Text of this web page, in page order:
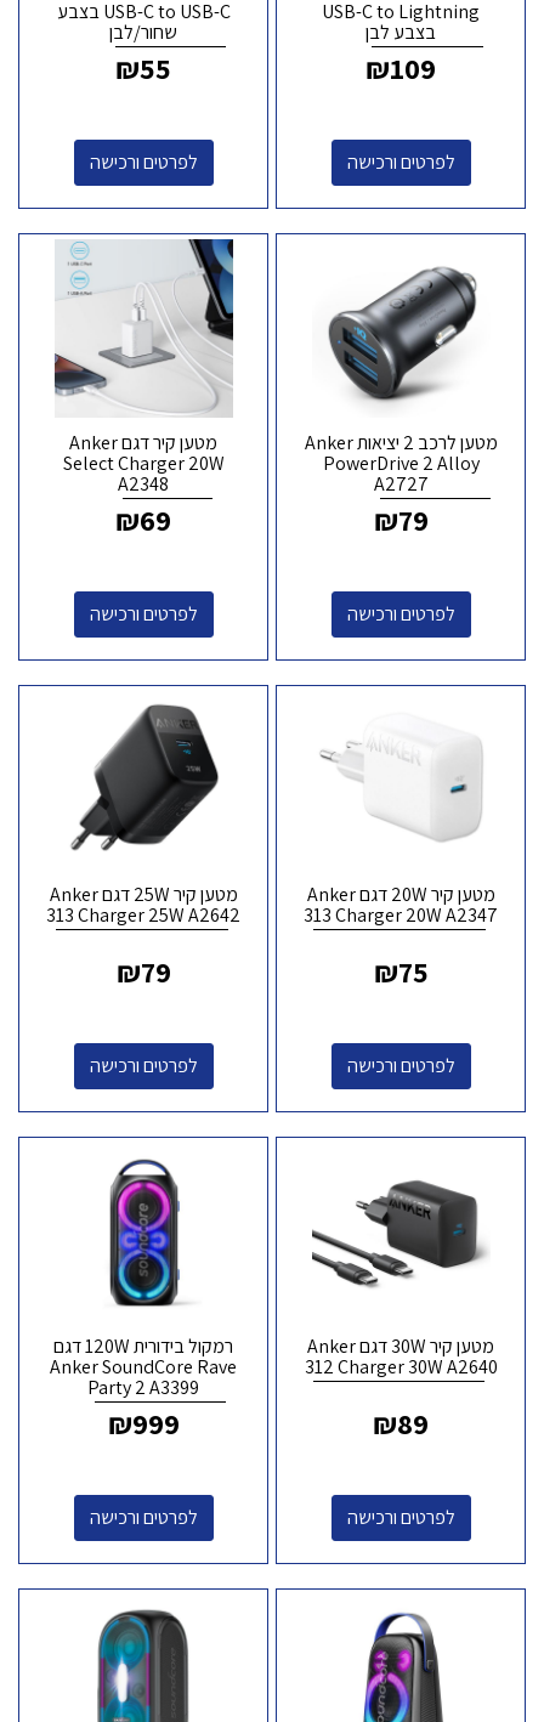
USB-C to Lightning
בצבע לבן
₪109
לפרטים ורכישה
USB-C to USB-C בצבע
שחור/לבן
₪55
לפרטים ורכישה
מטען לרכב 2 יציאות Anker
PowerDrive 2 Alloy
A2727
₪79
לפרטים ורכישה
מטען קיר דגם Anker
Select Charger 20W
A2348
₪69
לפרטים ורכישה
מטען קיר 20W דגם Anker
313 Charger 20W A2347
₪75
לפרטים ורכישה
מטען קיר 25W דגם Anker
313 Charger 25W A2642
₪79
לפרטים ורכישה
מטען קיר 30W דגם Anker
312 Charger 30W A2640
₪89
לפרטים ורכישה
רמקול בידורית 120W דגם
Anker SoundCore Rave
Party 2 A3399
₪999
לפרטים ורכישה